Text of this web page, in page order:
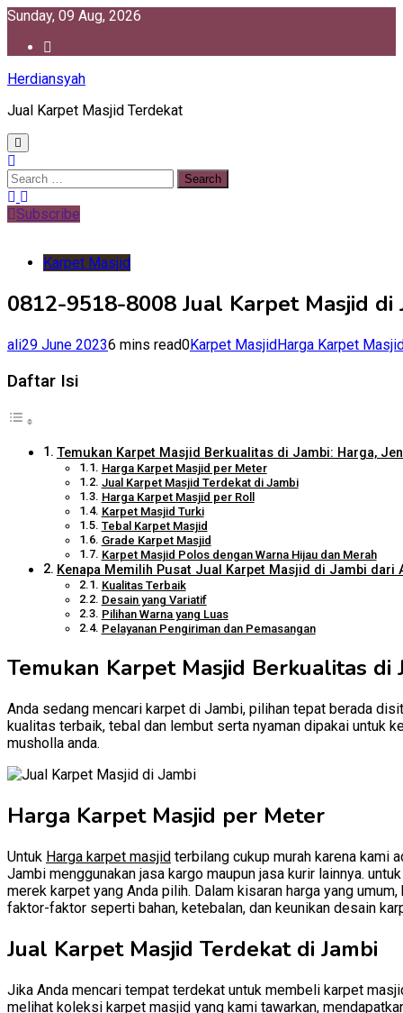
Skip
content
Sunday, 09 Aug, 2026
Herdiansyah
Jual Karpet Masjid Terdekat
Search
for:
Subscribe
Karpet Masjid
0812-9518-8008 Jual Karpet Masjid di
ali29 June 20236 mins read0Karpet MasjidHarga Karpet
Daftar Isi
Temukan Karpet Masjid Berkualitas di Jambi: Harga,
Harga Karpet Masjid per Meter
Jual Karpet Masjid Terdekat di Jambi
Harga Karpet Masjid per Roll
Karpet Masjid Turki
Tebal Karpet Masjid
Grade Karpet Masjid
Karpet Masjid Polos dengan Warna Hijau dan Merah
Kenapa Memilih Pusat Jual Karpet Masjid di Jambi dari
Kualitas Terbaik
Desain yang Variatif
Pilihan Warna yang Luas
Pelayanan Pengiriman dan Pemasangan
Temukan Karpet Masjid Berkualitas di
Anda sedang mencari karpet di Jambi, pilihan tepat berada
kualitas terbaik, tebal dan lembut serta nyaman dipakai untuk
musholla anda.
Harga Karpet Masjid per Meter
Untuk Harga karpet masjid terbilang cukup murah karena kami
Jambi menggunakan jasa kargo maupun jasa kurir lainnya.
merek karpet yang Anda pilih. Dalam kisaran harga yang
faktor-faktor seperti bahan, ketebalan, dan keunikan desain
Jual Karpet Masjid Terdekat di Jambi
Jika Anda mencari tempat terdekat untuk membeli karpet
melihat koleksi karpet masjid yang kami tawarkan,